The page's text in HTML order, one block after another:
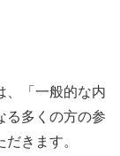
、「一般的な内
る多くの方の参
きます。